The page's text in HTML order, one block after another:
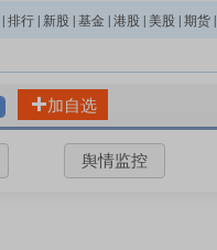
排行 新股 基金 港股 美股 期货
加自选
舆情监控